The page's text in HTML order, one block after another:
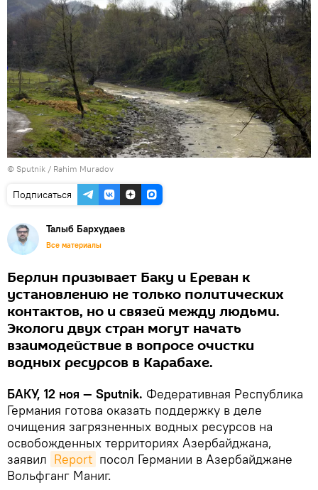
© Sputnik / Rahim Muradov
Подписаться
Талыб Бархудаев
Все материалы
Берлин призывает Баку и Ереван к
установлению не только политических
контактов, но и связей между людьми.
Экологи двух стран могут начать
взаимодействие в вопросе очистки
водных ресурсов в Карабахе.
БАКУ, 12 ноя — Sputnik. Федеративная Республика
Германия готова оказать поддержку в деле
очищения загрязненных водных ресурсов на
освобожденных территориях Азербайджана,
заявил Report посол Германии в Азербайджане
Вольфганг Маниг.